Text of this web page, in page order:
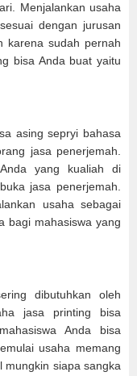
Menjalankan usaha
dengan jurusan
karena sudah pernah
bisa Anda buat yaitu
asing sepryi bahasa
jasa penerjemah.
yang kualiah di
jasa penerjemah.
usaha sebagai
bagi mahasiswa yang
dibutuhkan oleh
jasa printing bisa
Anda bisa
usaha memang
mungkin siapa sangka